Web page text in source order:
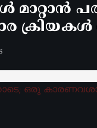
ക്രിയകൾ